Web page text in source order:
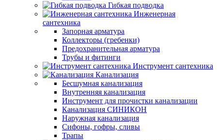
Гибкая подводка
Инженерная
сантехника
Запорная арматура
Коллекторы (гребенки)
Предохранительная арматура
Трубы и фитинги
Инструмент сантехника
Канализация
Бесшумная канализация
Внутренняя канализация
Инструмент для прочистки канализации
Канализация СИНИКОН
Наружная канализация
Сифоны, гофры, сливы
Трапы